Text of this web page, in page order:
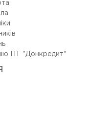
ПТ "Донкредит"